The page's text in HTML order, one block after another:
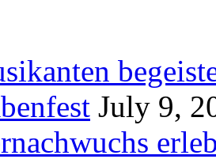
July 9,